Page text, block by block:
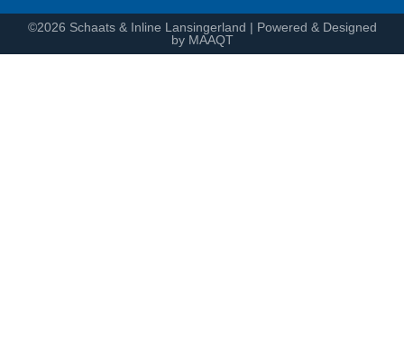
©2026 Schaats & Inline Lansingerland | Powered & Designed
by MAAQT